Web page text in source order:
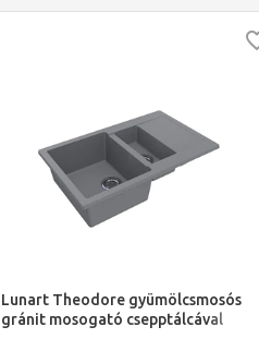
Lunart Theodore gyümölcsmosós
gránit mosogató csepptálcával